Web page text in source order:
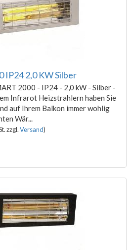
IP24 2,0 KW Silber
2000 - IP24 - 2,0 kW - Silber -
Infrarot Heizstrahlern haben Sie
auf Ihrem Balkon immer wohlig
Wär...
zzgl.Versand)